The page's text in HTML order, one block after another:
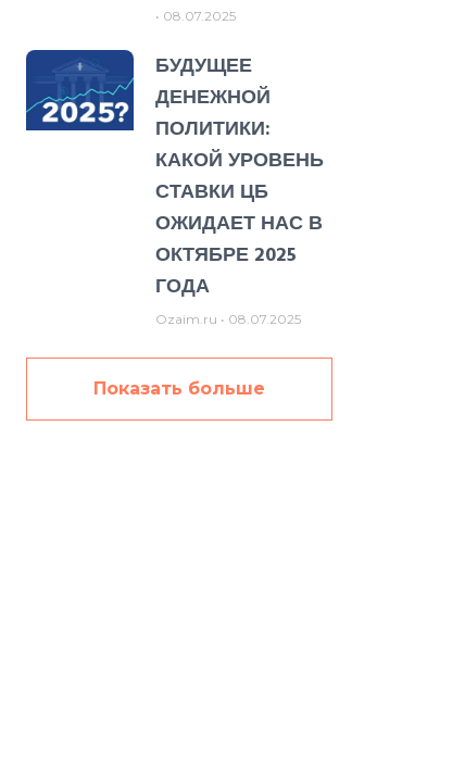
08.07.2025
БУДУЩЕЕ
ДЕНЕЖНОЙ
ПОЛИТИКИ:
КАКОЙ УРОВЕНЬ
СТАВКИ ЦБ
ОЖИДАЕТ НАС В
ОКТЯБРЕ 2025
ГОДА
Ozaim.ru 08.07.2025
Показать больше